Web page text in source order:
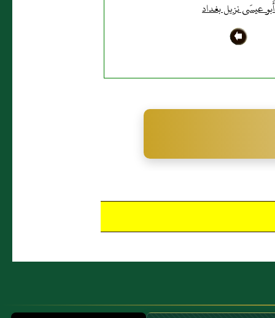
أَبو عيسَى نزيل بغداد